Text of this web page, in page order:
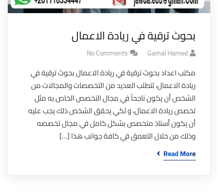
بحوث ترقية في ريادة الاعمال
Gamal Hamed
No Comments
مكتب اعداد بحوث ترقية في ريادة الاعمال بحوث ترقية في
ريادة الاعمال، تتطلب العديد من التخصصات والمجالات من
الشخص أن يكون ناجحاً في مجال التخصص الخاص به مثل
تخصص ريادة الاعمال، و لكي يحقق الشخص ذلك يجب عليه
أن يكون أستاذ متخصص بشكل كامل في مجال تخصصه
وذلك من خلال التعمق في كافة جوانب هذا […]
Read More